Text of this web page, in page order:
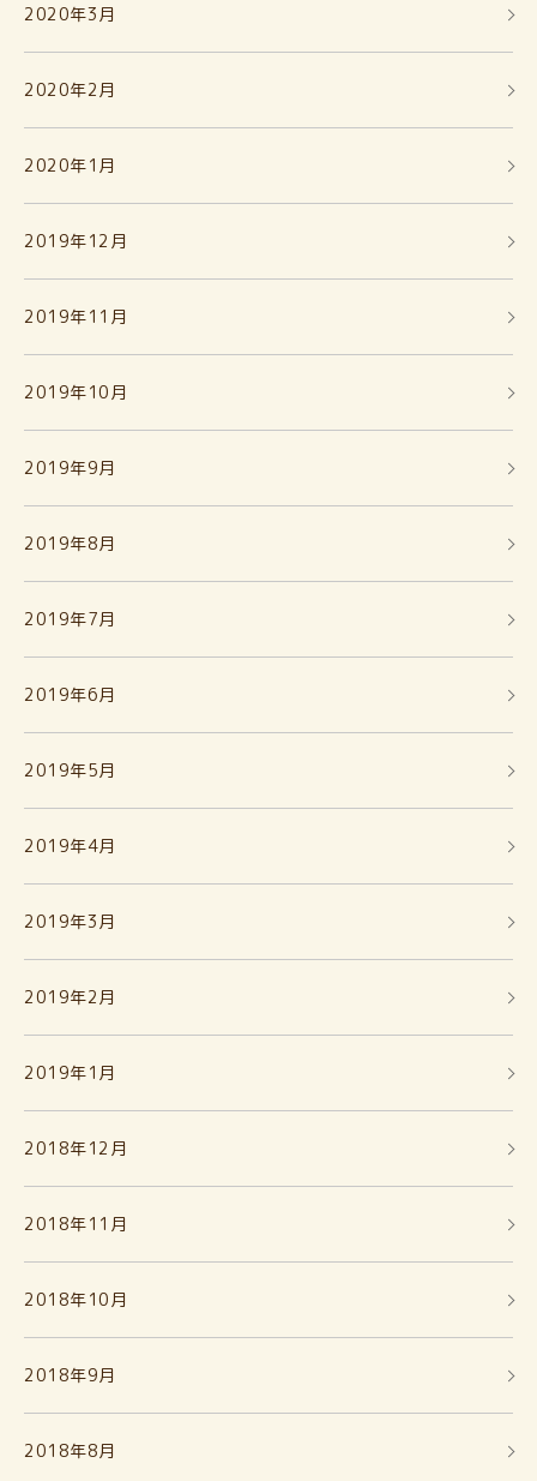
2020年3月
2020年2月
2020年1月
2019年12月
2019年11月
2019年10月
2019年9月
2019年8月
2019年7月
2019年6月
2019年5月
2019年4月
2019年3月
2019年2月
2019年1月
2018年12月
2018年11月
2018年10月
2018年9月
2018年8月